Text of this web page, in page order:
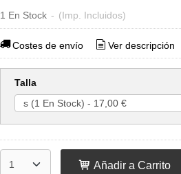
1 En Stock - (Imp. Incluidos)
Costes de envío Ver descripción
Talla
Añadir a Carrito